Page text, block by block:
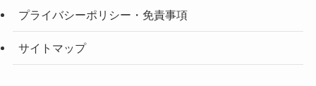
プライバシーポリシー・免責事項
サイトマップ